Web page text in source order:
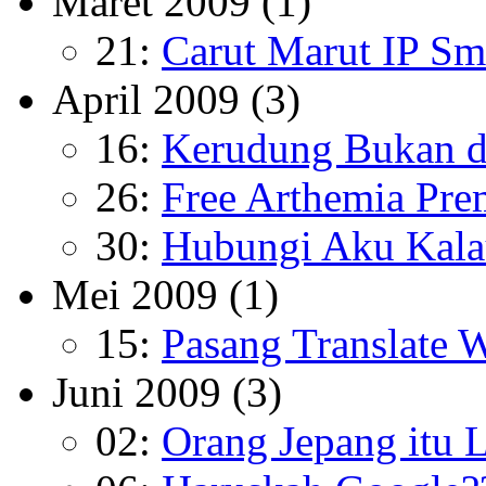
21: Carut Marut IP
April 2009 (3)
16: Kerudung Bukan
26: Free Arthemia
30: Hubungi Aku
Mei 2009 (1)
15: Pasang Translate
Juni 2009 (3)
02: Orang Jepang itu